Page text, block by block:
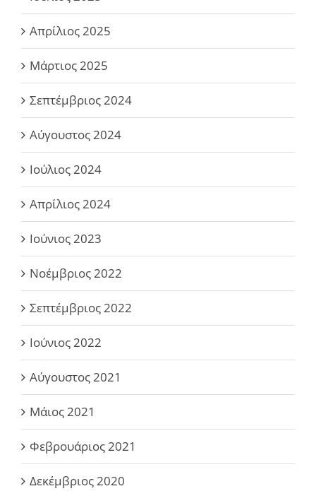
Απρίλιος 2025
Μάρτιος 2025
Σεπτέμβριος 2024
Αύγουστος 2024
Ιούλιος 2024
Απρίλιος 2024
Ιούνιος 2023
Νοέμβριος 2022
Σεπτέμβριος 2022
Ιούνιος 2022
Αύγουστος 2021
Μάιος 2021
Φεβρουάριος 2021
Δεκέμβριος 2020